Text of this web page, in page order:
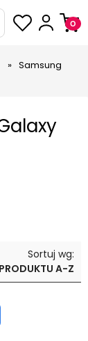
» Samsung
Sortuj wg:
A-Z